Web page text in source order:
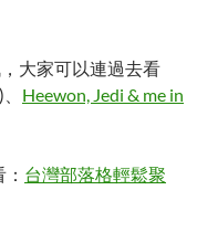
大家可以連過去看
Heewon, Jedi & me in
台灣部落格輕鬆聚